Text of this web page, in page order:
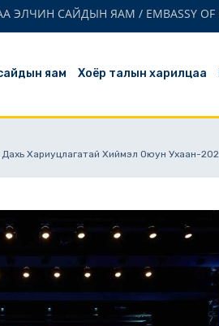
САЙДЫН ЯАМ / EMBASSY OF
яам Хоёр талын харилцаа
Хариуцлагатай Хиймэл Оюун Ухаан-